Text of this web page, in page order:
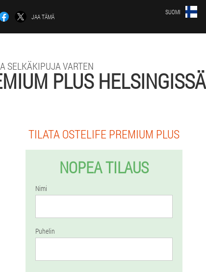
JAA TÄMÄ
SUOMI
SELKÄKIPUJA VARTEN
PLUS HELSINGISSÄ
TILATA OSTELIFE PREMIUM PLUS
NOPEA TILAUS
Nimi
Puhelin